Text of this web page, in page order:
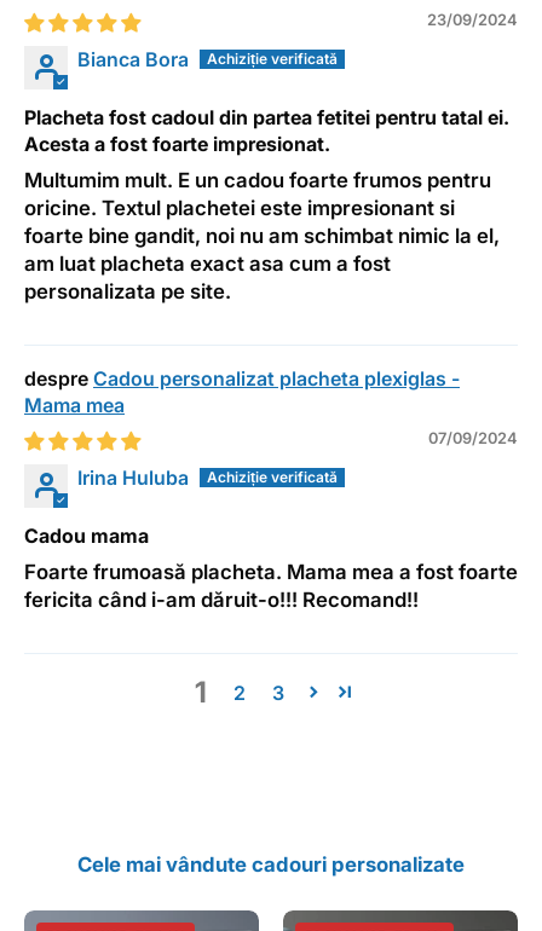
23/09/2024
Bianca Bora
Placheta fost cadoul din partea fetitei pentru tatal ei.
Acesta a fost foarte impresionat.
Multumim mult. E un cadou foarte frumos pentru
oricine. Textul plachetei este impresionant si
foarte bine gandit, noi nu am schimbat nimic la el,
am luat placheta exact asa cum a fost
personalizata pe site.
Cadou personalizat placheta plexiglas -
Mama mea
07/09/2024
Irina Huluba
Cadou mama
Foarte frumoasă placheta. Mama mea a fost foarte
fericita când i-am dăruit-o!!! Recomand!!
1 2 3
Cele mai vândute cadouri personalizate
Cadou
Cadou